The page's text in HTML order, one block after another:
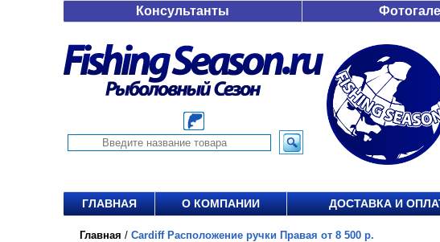
Консультанты
ГЛАВНАЯ О КОМПАНИИ ДОСТАВКА И
Главная / Cardiff Расположение ручки Правая от 8 500 р.